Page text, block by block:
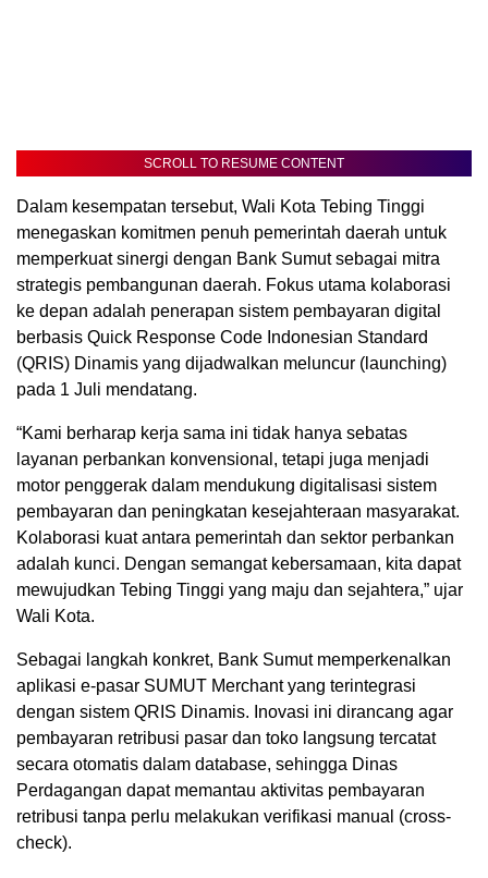
SCROLL TO RESUME CONTENT
Dalam kesempatan tersebut, Wali Kota Tebing Tinggi
menegaskan komitmen penuh pemerintah daerah untuk
memperkuat sinergi dengan Bank Sumut sebagai mitra
strategis pembangunan daerah. Fokus utama kolaborasi
ke depan adalah penerapan sistem pembayaran digital
berbasis Quick Response Code Indonesian Standard
(QRIS) Dinamis yang dijadwalkan meluncur (launching)
pada 1 Juli mendatang.
“Kami berharap kerja sama ini tidak hanya sebatas
layanan perbankan konvensional, tetapi juga menjadi
motor penggerak dalam mendukung digitalisasi sistem
pembayaran dan peningkatan kesejahteraan masyarakat.
Kolaborasi kuat antara pemerintah dan sektor perbankan
adalah kunci. Dengan semangat kebersamaan, kita dapat
mewujudkan Tebing Tinggi yang maju dan sejahtera,” ujar
Wali Kota.
Sebagai langkah konkret, Bank Sumut memperkenalkan
aplikasi e-pasar SUMUT Merchant yang terintegrasi
dengan sistem QRIS Dinamis. Inovasi ini dirancang agar
pembayaran retribusi pasar dan toko langsung tercatat
secara otomatis dalam database, sehingga Dinas
Perdagangan dapat memantau aktivitas pembayaran
retribusi tanpa perlu melakukan verifikasi manual (cross-
check).